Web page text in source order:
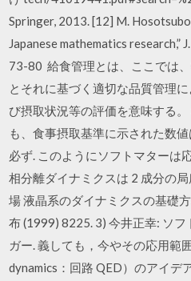
Springer, 2013. [12] M.
Japanese mathematics
73-80 給食管理とは、ここでは
とそれに基づく適切な品質管理
び摂取状況等の評価を意味する
も、食事摂取基準に示された数
必ず. このようにソフトマターは
相分離ダイナミクスは 2 成分の
場 液晶系のダイナミクスの基礎
布 (1999) 8225. 3) 今井正幸: ソ
ガー. 義しても，今やその応用範
dynamics：回路 QED）のアイデ